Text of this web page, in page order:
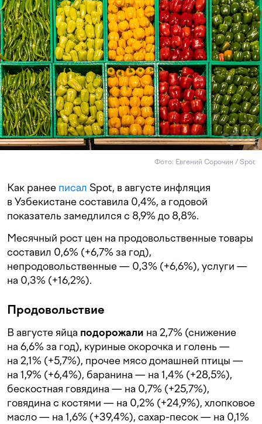
Фото: Евгений Сорочин / Spot
Как ранее писал Spot, в августе инфляция
в Узбекистане составила 0,4%, а годовой
показатель замедлился с 8,9% до 8,8%.
Месячный рост цен на продовольственные товары
составил 0,6% (+6,7% за год),
непродовольственные — 0,3% (+6,6%), услуги —
на 0,3% (+16,2%).
Продовольствие
В августе яйца подорожали на 2,7% (снижение
на 6,6% за год), куриные окорочка и голень —
на 2,1% (+5,7%), прочее мясо домашней птицы —
на 1,9% (+6,4%), баранина — на 1,4% (+28,5%),
бескостная говядина — на 0,7% (+25,7%),
говядина с костями — на 0,2% (+24,9%), хлопковое
масло — на 1,6% (+39,4%), сахар-песок — на 0,1%